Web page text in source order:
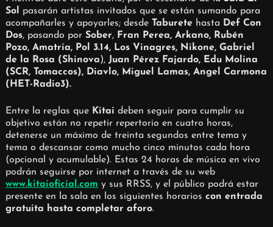
Sol
pasarán artistas invitados que se están sumando para
acompañarles y apoyarles; desde Taburetehasta Def Con
Dos, pasando por Sober, Fran Perea, Arkano, Rubén
Pozo, Amatria, Pol 3.14, Los Vinagres, Nikone, Gabriel
de la Rosa (Shinova), Juan Pérez Fajardo, Edu Molina
(SCR, Tomaccos), Diavlo, Miguel Lamas, Angel Carmona
(HET-Radio3).
Entre la reglas que Kitai deben seguir para cumplir su
objetivo están no repetir repertorio en cuatro horas,
detenerse un máximo de treinta segundos entre tema y
tema o descansar como mucho cinco minutos cada hora
(opcional y acumulable). Estas 24 horas de música en vivo
podrán seguirse por internet a través de su web
www.kitaioficial.com y sus RRSS, y el público podrá estar
presente en la sala en los siguientes horarios con entrada
gratuita hasta completar aforo.